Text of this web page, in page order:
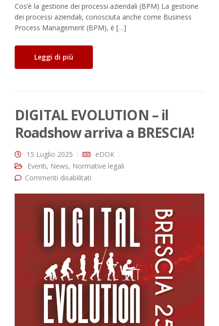
Cos’è la gestione dei processi aziendali (BPM) La gestione
dei processi aziendali, conosciuta anche come Business
Process Management (BPM), è […]
Leggi di più
DIGITAL EVOLUTION – il
Roadshow arriva a BRESCIA!
15 Luglio 2025
eDOK
Eventi, News, Normative legali
Commenti disabilitati